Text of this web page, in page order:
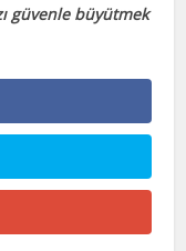
güvenle büyütmek